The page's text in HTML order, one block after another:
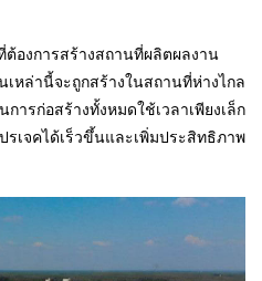
องการสร้างสถานที่ผลิตผลงาน
ล่านี้จะถูกสร้างในสถานที่ห่างไกล
รก่อสร้างทั้งหมดใช้เวลาเพียงเล็ก
เจคได้เร็วขึ้นและเพิ่มประสิทธิภาพ